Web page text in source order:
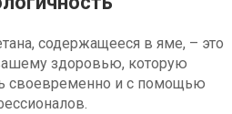
содержащееся в яме, – это
здоровью, которую
своевременно и с помощью